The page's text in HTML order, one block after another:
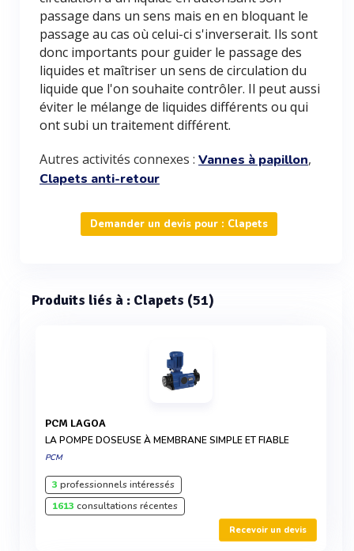
passage dans un sens mais en en bloquant le
passage au cas où celui-ci s'inverserait. Ils sont
donc importants pour guider le passage des
liquides et maîtriser un sens de circulation du
liquide que l'on souhaite contrôler. Il peut aussi
éviter le mélange de liquides différents ou qui
ont subi un traitement différent.
Autres activités connexes : Vannes à papillon,
Clapets anti-retour
Demander un devis pour : Clapets
Produits liés à : Clapets (51)
PCM LAGOA
LA POMPE DOSEUSE À MEMBRANE SIMPLE ET FIABLE
PCM
3 professionnels intéressés
1613 consultations récentes
Recevoir un devis